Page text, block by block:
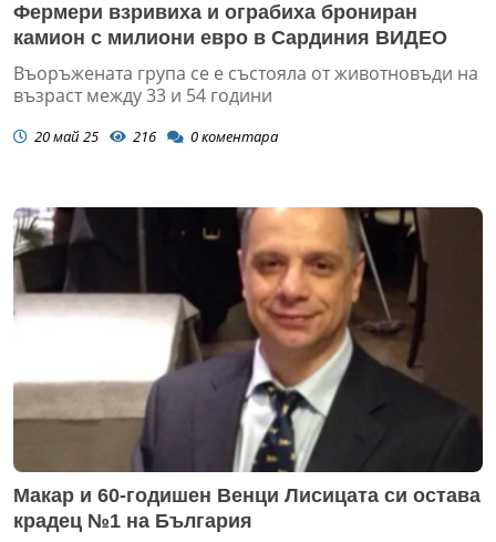
Фермери взривиха и ограбиха брониран
камион с милиони евро в Сардиния ВИДЕО
Въоръжената група се е състояла от животновъди на
възраст между 33 и 54 години
20 май 25 216 0коментара
Макар и 60-годишен Венци Лисицата си остава
крадец №1 на България